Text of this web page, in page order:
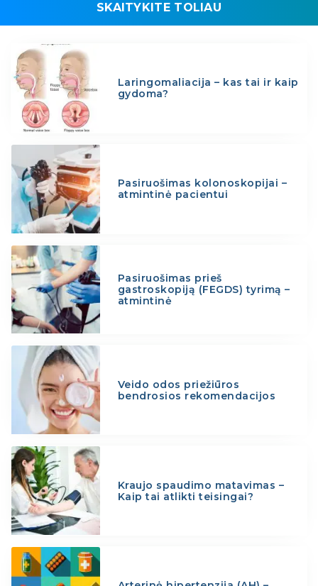
SKAITYKITE TOLIAU
Laringomaliacija – kas tai ir kaip
gydoma?
Pasiruošimas kolonoskopijai –
atmintinė pacientui
Pasiruošimas prieš
gastroskopiją (FEGDS) tyrimą –
atmintinė
Veido odos priežiūros
bendrosios rekomendacijos
Kraujo spaudimo matavimas –
Kaip tai atlikti teisingai?